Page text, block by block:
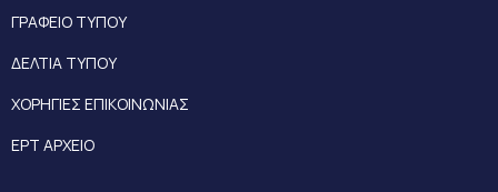
ΓΡΑΦΕΙΟ ΤΥΠΟΥ
ΔΕΛΤΙΑ ΤΥΠΟΥ
ΧΟΡΗΓΙΕΣ ΕΠΙΚΟΙΝΩΝΙΑΣ
ΕΡΤ ΑΡΧΕΙΟ